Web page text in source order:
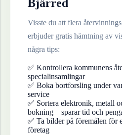
Bjärred
Visste du att flera
erbjuder gratis hämtning av
några tips:
✅ Kontrollera kommunens
specialinsamlingar
✅ Boka bortforsling under
service
✅ Sortera elektronik, metall
bokning – sparar tid och
✅ Ta bilder på föremålen för
företag